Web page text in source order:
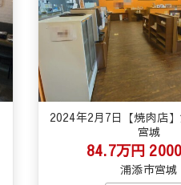
2024年2月7日【焼肉店
宮城
84.7万円
浦添市宮城